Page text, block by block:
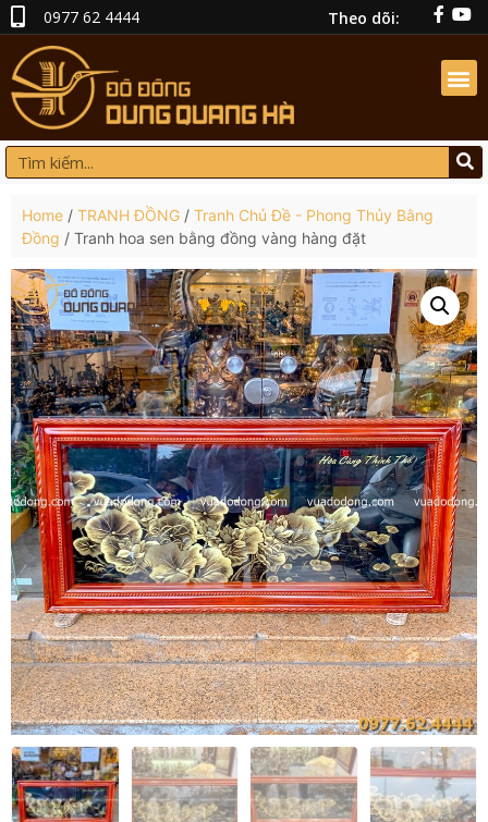
0977 62 4444 Theo dõi:
Home / TRANH ĐỒNG / Tranh Chủ Đề - Phong Thủy Bằng
Đồng / Tranh hoa sen bằng đồng vàng hàng đặt